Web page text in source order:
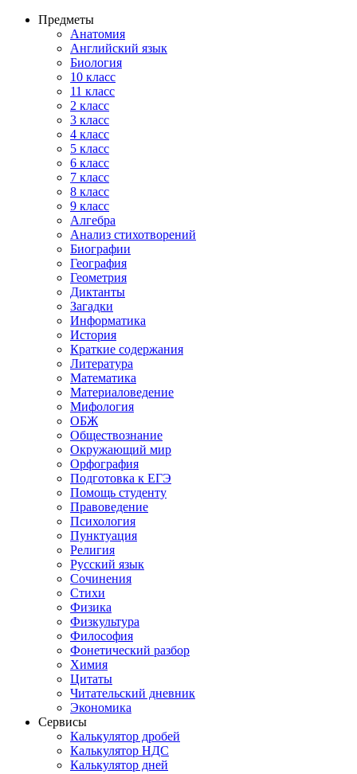
Предметы
Анатомия
Английский язык
Биология
10 класс
11 класс
2 класс
3 класс
4 класс
5 класс
6 класс
7 класс
8 класс
9 класс
Алгебра
Анализ стихотворений
Биографии
География
Геометрия
Диктанты
Загадки
Информатика
История
Краткие содержания
Литература
Математика
Материаловедение
Мифология
ОБЖ
Обществознание
Окружающий мир
Орфография
Подготовка к ЕГЭ
Помощь студенту
Правоведение
Психология
Пунктуация
Религия
Русский язык
Сочинения
Стихи
Физика
Физкультура
Философия
Фонетический разбор
Химия
Цитаты
Читательский дневник
Экономика
Сервисы
Калькулятор дробей
Калькулятор НДС
Калькулятор дней